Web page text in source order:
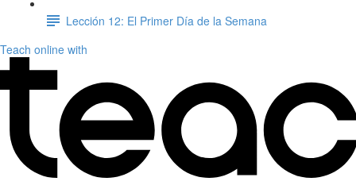
Lección 12: El Primer Día de la Semana
Teach online with